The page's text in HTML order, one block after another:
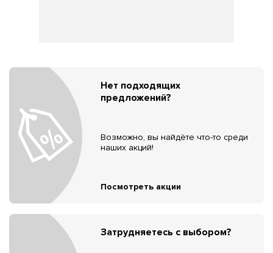
Нет подходящих
предложений?
Возможно, вы найдёте что-то среди
наших акций!
Посмотреть акции
Затрудняетесь с выбором?